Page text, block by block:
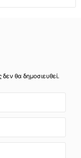
θα δημοσιευθεί.